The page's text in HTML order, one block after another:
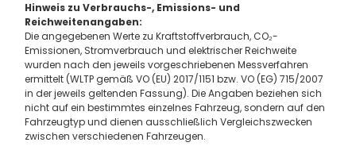
Hinweis zu Verbrauchs-, Emissions- und
Reichweitenangaben:
Die angegebenen Werte zu Kraftstoffverbrauch, CO₂-
Emissionen, Stromverbrauch und elektrischer Reichweite
wurden nach den jeweils vorgeschriebenen Messverfahren
ermittelt (WLTP gemäß VO (EU) 2017/1151 bzw. VO (EG) 715/2007
in der jeweils geltenden Fassung). Die Angaben beziehen sich
nicht auf ein bestimmtes einzelnes Fahrzeug, sondern auf den
Fahrzeugtyp und dienen ausschließlich Vergleichszwecken
zwischen verschiedenen Fahrzeugen.